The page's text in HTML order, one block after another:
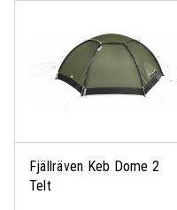
Fjällräven Keb Dome 2
Telt